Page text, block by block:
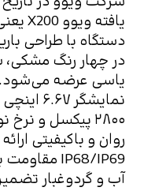
یاسی عرضه می‌شود.
آب و گردوغبار تضمین